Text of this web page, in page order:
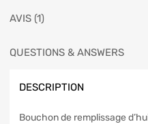
AVIS (1)
QUESTIONS & ANSWERS
DESCRIPTION
Bouchon de remplissage